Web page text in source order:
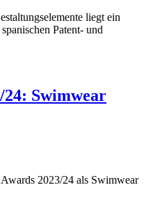
liegt ein
Patent- und
24: Swimwear
2023/24 als Swimwear